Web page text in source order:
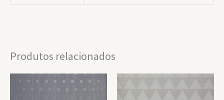
Produtos relacionados